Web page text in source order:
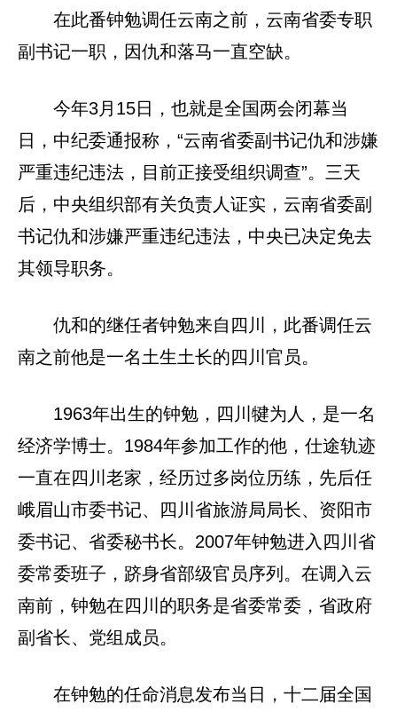
在此番钟勉调任云南之前，云南省委专职
副书记一职，因仇和落马一直空缺。
今年3月15日，也就是全国两会闭幕当
日，中纪委通报称，“云南省委副书记仇和涉嫌
严重违纪违法，目前正接受组织调查”。三天
后，中央组织部有关负责人证实，云南省委副
书记仇和涉嫌严重违纪违法，中央已决定免去
其领导职务。
仇和的继任者钟勉来自四川，此番调任云
南之前他是一名土生土长的四川官员。
1963年出生的钟勉，四川犍为人，是一名
经济学博士。1984年参加工作的他，仕途轨迹
一直在四川老家，经历过多岗位历练，先后任
峨眉山市委书记、四川省旅游局局长、资阳市
委书记、省委秘书长。2007年钟勉进入四川省
委常委班子，跻身省部级官员序列。在调入云
南前，钟勉在四川的职务是省委常委，省政府
副省长、党组成员。
在钟勉的任命消息发布当日，十二届全国